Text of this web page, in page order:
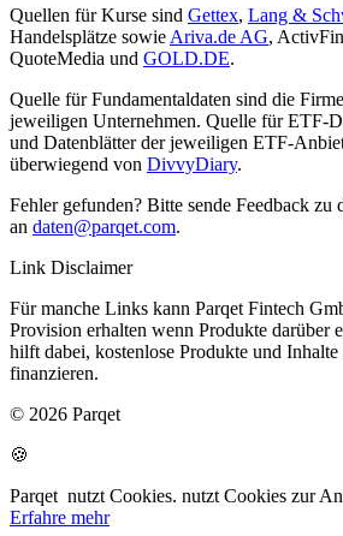
Quellen für Kurse sind Gettex, Lang &
Handelsplätze sowie Ariva.de AG,
QuoteMedia und GOLD.DE.
Quelle für Fundamentaldaten sind die
jeweiligen Unternehmen. Quelle für ETF-
und Datenblätter der jeweiligen ETF-
überwiegend von DivvyDiary.
Fehler gefunden? Bitte sende Feedback zu
an daten@parqet.com.
Link Disclaimer
Für manche Links kann Parqet Fintech
Provision erhalten wenn Produkte darüber
hilft dabei, kostenlose Produkte und Inhalte
finanzieren.
© 2026 Parqet
🍪
Parqet nutzt Cookies. nutzt Cookies zur
Erfahre mehr